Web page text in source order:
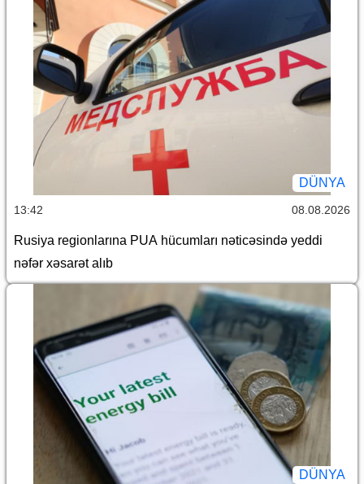
DÜNYA
13:42 08.08.2026
Rusiya regionlarına PUA hücumları nəticəsində yeddi
nəfər xəsarət alıb
DÜNYA